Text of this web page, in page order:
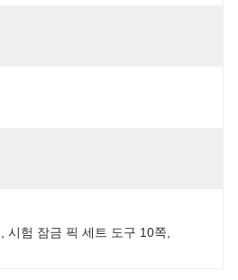
시험 잠금 픽 세트 도구 10쪽